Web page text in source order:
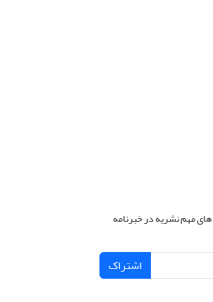
های مهم نشریه در خبرنامه
اشتراک